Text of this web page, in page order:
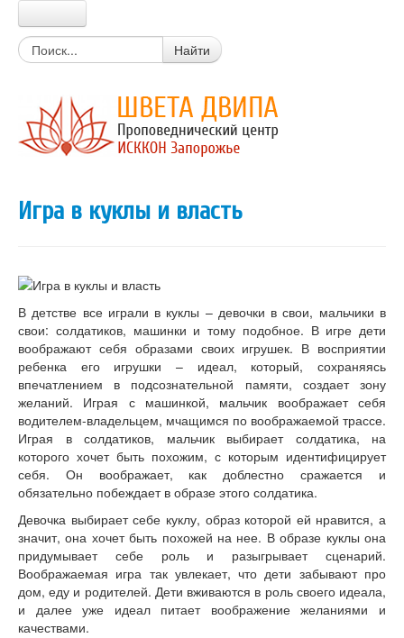
Главная
Цитаты из писаний
Книги Прабхупады
Письма Прабхупады
Очень простой вопрос
Божества
Истории о святых
Цитаты из лекций, книг
Вегетарианские рецепты
Стихи о Кришне
Искры Истины
Статьи
Книги
Аудио
Видео
Контакты
Наши контакты
Помощь Швета Двипе
Найти
Игра в куклы и власть
В детстве все играли в куклы – девочки в свои, мальчики в
свои: солдатиков, машинки и тому подобное. В игре дети
воображают себя образами своих игрушек. В восприятии
ребенка его игрушки – идеал, который, сохраняясь
впечатлением в подсознательной памяти, создает зону
желаний. Играя с машинкой, мальчик воображает себя
водителем-владельцем, мчащимся по воображаемой трассе.
Играя в солдатиков, мальчик выбирает солдатика, на
которого хочет быть похожим, с которым идентифицирует
себя. Он воображает, как доблестно сражается и
обязательно побеждает в образе этого солдатика.
Девочка выбирает себе куклу, образ которой ей нравится, а
значит, она хочет быть похожей на нее. В образе куклы она
придумывает себе роль и разыгрывает сценарий.
Воображаемая игра так увлекает, что дети забывают про
дом, еду и родителей. Дети вживаются в роль своего идеала,
и далее уже идеал питает воображение желаниями и
качествами.